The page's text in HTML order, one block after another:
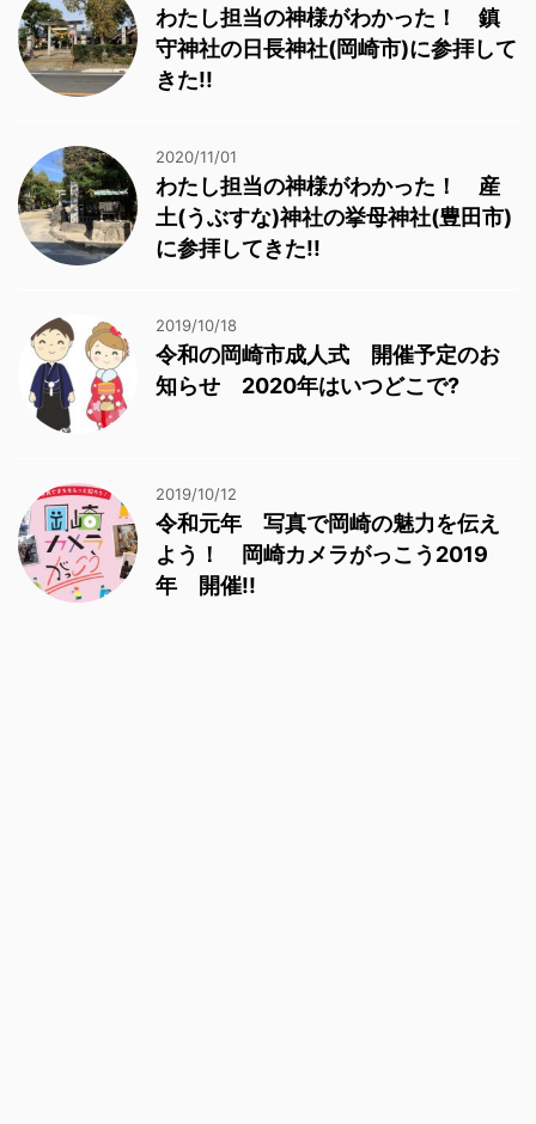
わたし担当の神様がわかった！ 鎮
守神社の日長神社(岡崎市)に参拝して
きた!!
2020/11/01
わたし担当の神様がわかった！ 産
土(うぶすな)神社の挙母神社(豊田市)
に参拝してきた!!
2019/10/18
令和の岡崎市成人式 開催予定のお
知らせ 2020年はいつどこで?
2019/10/12
令和元年 写真で岡崎の魅力を伝え
よう！ 岡崎カメラがっこう2019
年 開催!!